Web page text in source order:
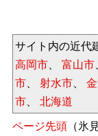
サイト内の近代
高岡市
富山市
市
射水市
市
北海道
ページ先頭 （氷